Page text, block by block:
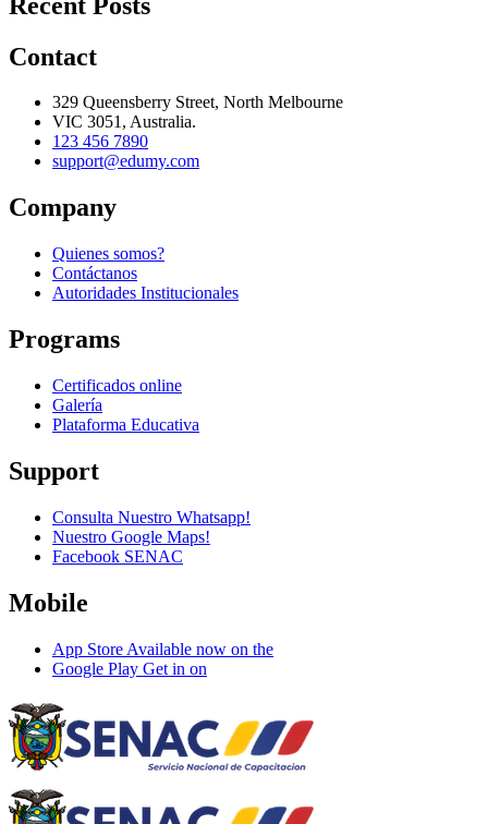
Contact
329 Queensberry Street, North Melbourne
VIC 3051, Australia.
123 456 7890
support@edumy.com
Company
Quienes somos?
Contáctanos
Autoridades Institucionales
Programs
Certificados online
Galería
Plataforma Educativa
Support
Consulta Nuestro Whatsapp!
Nuestro Google Maps!
Facebook SENAC
Mobile
App Store Available now on the
Google Play Get in on